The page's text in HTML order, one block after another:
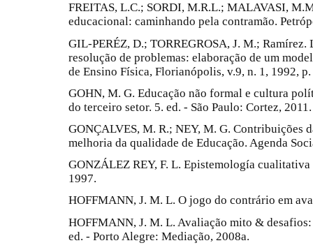
FREITAS, L.C.; SORDI, M.R.L.; MALAVASI,
educacional: caminhando pela contramão.
GIL-PERÉZ, D.; TORREGROSA, J. M.;
resolução de problemas: elaboração de um
de Ensino Física, Florianópolis, v.9, n. 1, 1992,
GOHN, M. G. Educação não formal e cultura
do terceiro setor. 5. ed. - São Paulo: Cortez, 2011.
GONÇALVES, M. R.; NEY, M. G. Contribuições
melhoria da qualidade de Educação. Agenda
GONZÁLEZ REY, F. L. Epistemología
1997.
HOFFMANN, J. M. L. O jogo do contrário em
HOFFMANN, J. M. L. Avaliação mito &
ed. - Porto Alegre: Mediação, 2008a.